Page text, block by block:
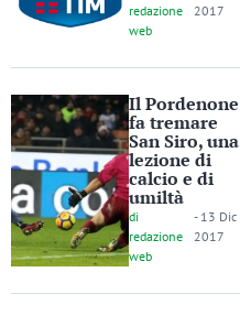
redazione
web
2017
Il Pordenone
fa tremare
San Siro, una
lezione di
calcio e di
umiltà
di
redazione
web
- 13 Dic
2017